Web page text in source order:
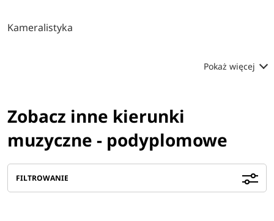
Kameralistyka
Pokaż więcej
Zobacz inne kierunki
muzyczne - podyplomowe
FILTROWANIE